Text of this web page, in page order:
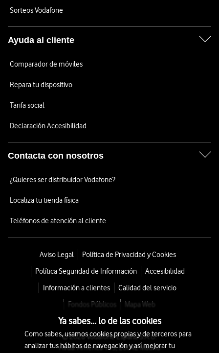
Sorteos Vodafone
Ayuda al cliente
Comparador de móviles
Repara tu dispositivo
Tarifa social
Declaración Accesibilidad
Contacta con nosotros
¿Quieres ser distribuidor Vodafone?
Localiza tu tienda física
Teléfonos de atención al cliente
Aviso Legal
Política de Privacidad y Cookies
Política Seguridad de Información
Accesibilidad
Información a clientes
Calidad del servicio
Fondos Públicos
Mapa Web
© 2026 Vodafone España S.A.U.
Avda. América 115, 28042 Madrid
Ya sabes... lo de las cookies
Como sabes, usamos cookies propias y de terceros para
analizar tus hábitos de navegación y así mejorar tu